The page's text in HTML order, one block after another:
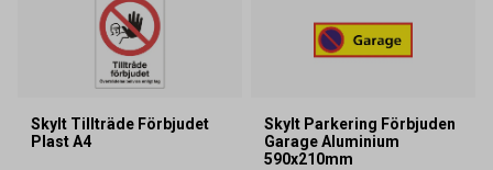
Skylt Tillträde Förbjudet
Plast A4
Skylt Parkering Förbjuden
Garage Aluminium
590x210mm